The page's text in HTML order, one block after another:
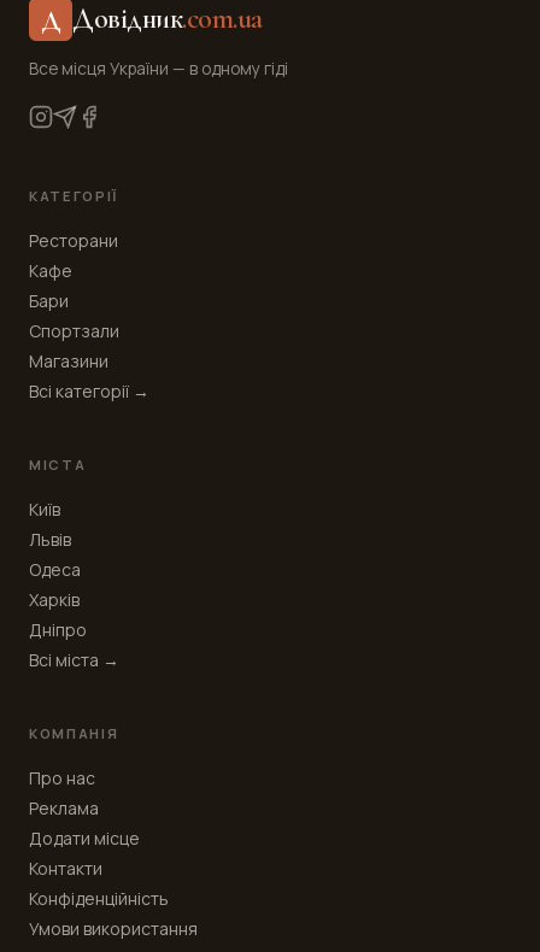
Д Довідник.com.ua
Все місця України — в одному гіді
КАТЕГОРІЇ
Ресторани
Кафе
Бари
Спортзали
Магазини
Всі категорії →
МІСТА
Київ
Львів
Одеса
Харків
Дніпро
Всі міста →
КОМПАНІЯ
Про нас
Реклама
Додати місце
Контакти
Конфіденційність
Умови використання